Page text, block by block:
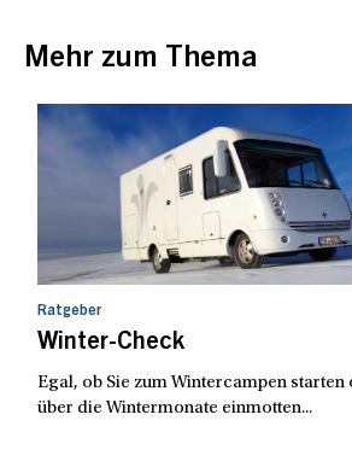
Mehr zum Thema
Ratgeber
Winter-Check
Egal, ob Sie zum Wintercampen
über die Wintermonate einmotten...